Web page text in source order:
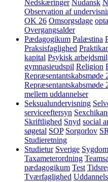
Nedskæringer Nudansk
Observation af
OK 26 Omsorgsdage
Overgangsalder
Pædagogikum Palæstina
Praksisfaglighed
kapital Psykisk
gymnasieudspil Religion
Repræsentantskabsmøde
Repræsentantskabsmøde
mellem uddannelser
Seksualundervisning
serviceeftersyn
Skriftlighed Snyd social
søgetal SOP Sorgorlov
Studieretning
Studietur Sverige Sygdom
Taxameterordning
pædagogikum Test
Tværfaglighed